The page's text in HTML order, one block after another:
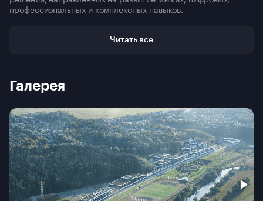
профессиональных и комплексных навыков.
каждого, кто заинтересован в профессиональном и
Читать все
Галерея